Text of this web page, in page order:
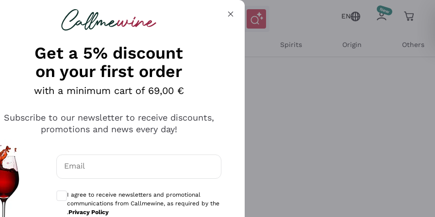
looking for
EN
Spirits Origin Others
Get a 5% discount
on your first order
with a minimum cart of 69,00 €
Subscribe to our newsletter to receive discounts,
promotions and news every day!
Email
I agree to receive newsletters and promotional
communications from Callmewine, as required by the
.Privacy Policy